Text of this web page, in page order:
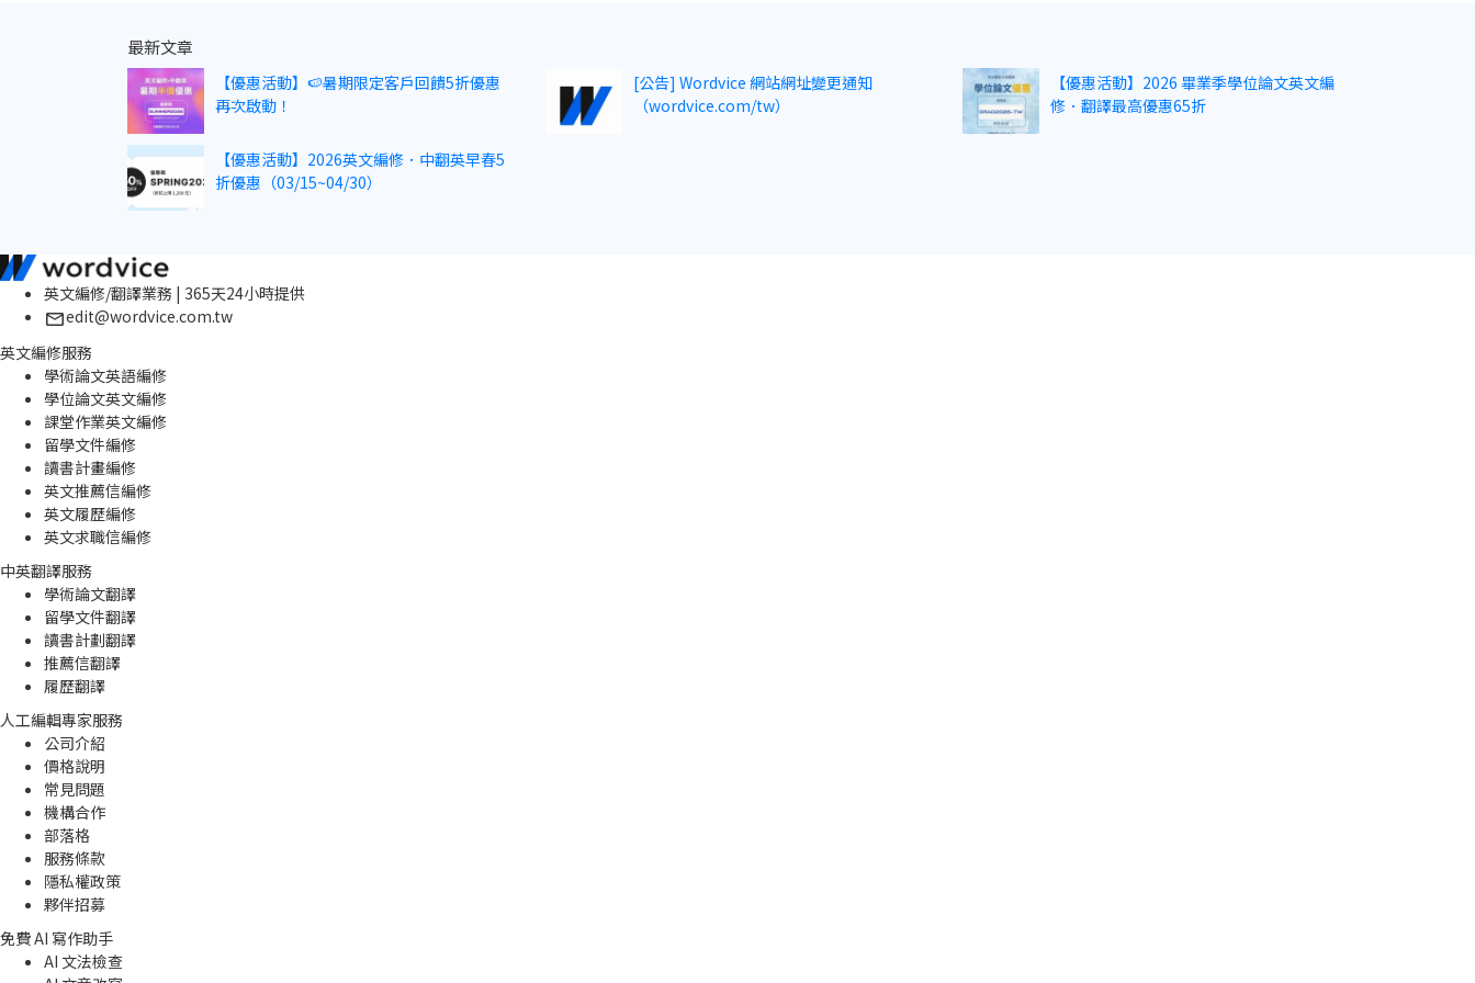
最新文章
【優惠活動】🍉暑期限定客戶回饋5折優惠
再次啟動！
[公告] Wordvice 網站網址變更通知
（wordvice.com/tw）
【優惠活動】2026 畢業季學位論文英文編
修．翻譯最高優惠65折
【優惠活動】2026英文編修．中翻英早春5
折優惠（03/15~04/30）
英文編修/翻譯業務 | 365天24小時提供
edit@wordvice.com.tw
英文編修服務
學術論文英語編修
學位論文英文編修
課堂作業英文編修
留學文件編修
讀書計畫編修
英文推薦信編修
英文履歷編修
英文求職信編修
中英翻譯服務
學術論文翻譯
留學文件翻譯
讀書計劃翻譯
推薦信翻譯
履歷翻譯
人工編輯專家服務
公司介紹
價格說明
常見問題
機構合作
部落格
服務條款
隱私權政策
夥伴招募
免費 AI 寫作助手
AI 文法檢查